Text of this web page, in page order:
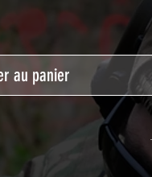
au panier